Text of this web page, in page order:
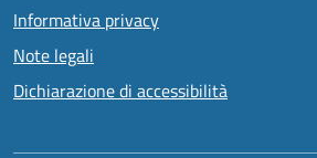
Informativa privacy
Note legali
Dichiarazione di accessibilità